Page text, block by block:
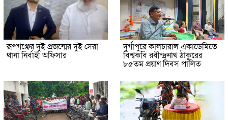
রূপগঞ্জের দুই প্রজন্মের দুই সেরা
থানা নির্বাহী অফিসার
দুর্গাপুরে কালচারাল একাডেমিতে
বিশ্বকবি রবীন্দ্রনাথ ঠাকুরের
৮৫তম প্রয়াণ দিবস পালিত